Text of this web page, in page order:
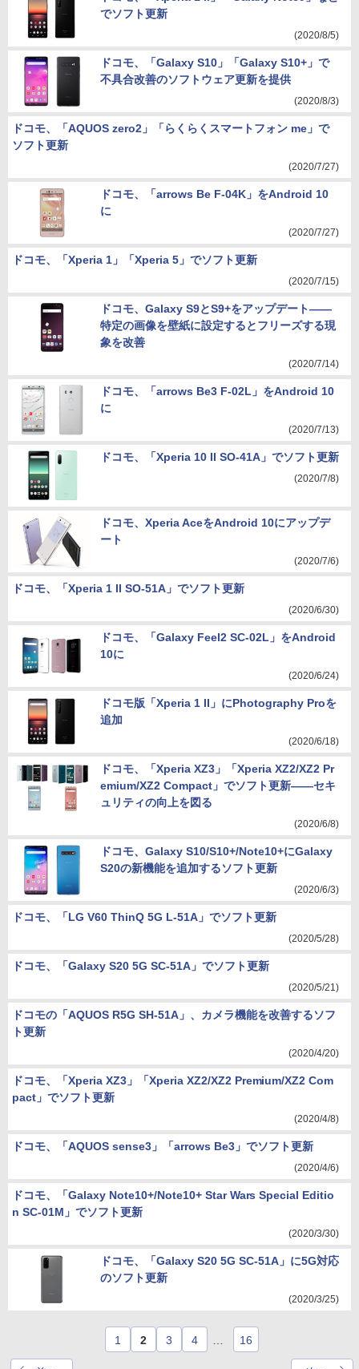
でソフト更新
(2020/8/5)
ドコモ、「Galaxy S10」「Galaxy S10+」で
不具合改善のソフトウェア更新を提供
(2020/8/3)
ドコモ、「AQUOS zero2」「らくらくスマートフォン me」で
ソフト更新
(2020/7/27)
ドコモ、「arrows Be F-04K」をAndroid 10
に
(2020/7/27)
ドコモ、「Xperia 1」「Xperia 5」でソフト更新
(2020/7/15)
ドコモ、Galaxy S9とS9+をアップデート――
特定の画像を壁紙に設定するとフリーズする現
象を改善
(2020/7/14)
ドコモ、「arrows Be3 F-02L」をAndroid 10
に
(2020/7/13)
ドコモ、「Xperia 10 II SO-41A」でソフト更新
(2020/7/8)
ドコモ、Xperia AceをAndroid 10にアップデ
ート
(2020/7/6)
ドコモ、「Xperia 1 II SO-51A」でソフト更新
(2020/6/30)
ドコモ、「Galaxy Feel2 SC-02L」をAndroid
10に
(2020/6/24)
ドコモ版「Xperia 1 II」にPhotography Proを
追加
(2020/6/18)
ドコモ、「Xperia XZ3」「Xperia XZ2/XZ2 Pr
emium/XZ2 Compact」でソフト更新――セキ
ュリティの向上を図る
(2020/6/8)
ドコモ、Galaxy S10/S10+/Note10+にGalaxy
S20の新機能を追加するソフト更新
(2020/6/3)
ドコモ、「LG V60 ThinQ 5G L-51A」でソフト更新
(2020/5/28)
ドコモ、「Galaxy S20 5G SC-51A」でソフト更新
(2020/5/21)
ドコモの「AQUOS R5G SH-51A」、カメラ機能を改善するソフ
ト更新
(2020/4/20)
ドコモ、「Xperia XZ3」「Xperia XZ2/XZ2 Premium/XZ2 Com
pact」でソフト更新
(2020/4/8)
ドコモ、「AQUOS sense3」「arrows Be3」でソフト更新
(2020/4/6)
ドコモ、「Galaxy Note10+/Note10+ Star Wars Special Editio
n SC-01M」でソフト更新
(2020/3/30)
ドコモ、「Galaxy S20 5G SC-51A」に5G対応
のソフト更新
(2020/3/25)
1 2 3 4 16